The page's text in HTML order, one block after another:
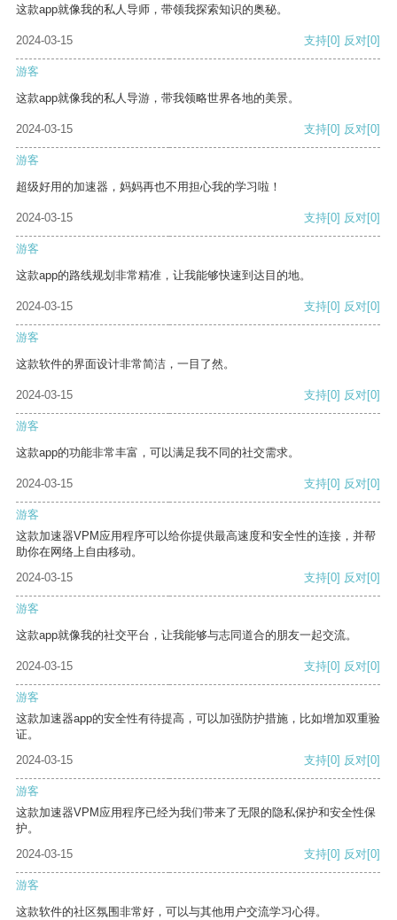
这款app就像我的私人导师，带领我探索知识的奥秘。
2024-03-15 支持[0] 反对[0]
游客
这款app就像我的私人导游，带我领略世界各地的美景。
2024-03-15 支持[0] 反对[0]
游客
超级好用的加速器，妈妈再也不用担心我的学习啦！
2024-03-15 支持[0] 反对[0]
游客
这款app的路线规划非常精准，让我能够快速到达目的地。
2024-03-15 支持[0] 反对[0]
游客
这款软件的界面设计非常简洁，一目了然。
2024-03-15 支持[0] 反对[0]
游客
这款app的功能非常丰富，可以满足我不同的社交需求。
2024-03-15 支持[0] 反对[0]
游客
这款加速器VPM应用程序可以给你提供最高速度和安全性的连接，并帮
助你在网络上自由移动。
2024-03-15
支持[0] 反对[0]
游客
这款app就像我的社交平台，让我能够与志同道合的朋友一起交流。
2024-03-15 支持[0] 反对[0]
游客
这款加速器app的安全性有待提高，可以加强防护措施，比如增加双重验
证。
2024-03-15
支持[0] 反对[0]
游客
这款加速器VPM应用程序已经为我们带来了无限的隐私保护和安全性保
护。
2024-03-15
支持[0] 反对[0]
游客
这款软件的社区氛围非常好，可以与其他用户交流学习心得。